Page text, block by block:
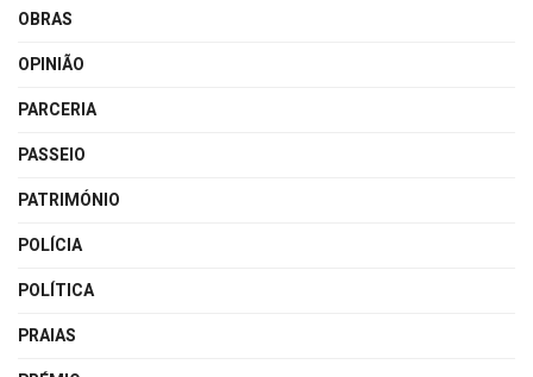
OBRAS
OPINIÃO
PARCERIA
PASSEIO
PATRIMÓNIO
POLÍCIA
POLÍTICA
PRAIAS